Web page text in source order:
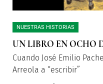
NUESTRAS HISTORIAS
UN LIBRO EN OCHO
Cuando José Emilio
Arreola a “escribir”